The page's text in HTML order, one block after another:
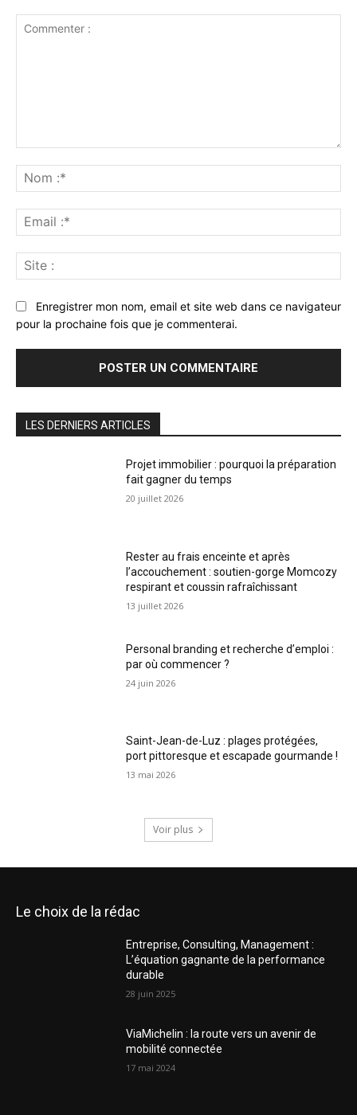
:*
:*
:
Enregistrer mon nom, email et site web dans ce navigateur
pour la prochaine fois que je commenterai.
LES DERNIERS ARTICLES
Projet immobilier : pourquoi la préparation
fait gagner du temps
20 juillet 2026
Rester au frais enceinte et après
l’accouchement : soutien-gorge Momcozy
respirant et coussin rafraîchissant
13 juillet 2026
Personal branding et recherche d’emploi :
par où commencer ?
24 juin 2026
Saint-Jean-de-Luz : plages protégées,
port pittoresque et escapade gourmande !
13 mai 2026
Voir plus
Le choix de la rédac
Entreprise, Consulting, Management :
L’équation gagnante de la performance
durable
28 juin 2025
ViaMichelin : la route vers un avenir de
mobilité connectée
17 mai 2024